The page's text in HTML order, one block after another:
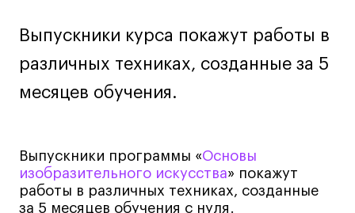
Навыки предпринимателя и управленца
Онлайн
Маркетинг и генерация лидов
Очно + онлайн
Все программы
Выпускники курса покажут работы в
различных техниках, созданные за 5
месяцев обучения.
Выпускники программы «Основы
изобразительного искусства» покажут
работы в различных техниках, созданные
за 5 месяцев обучения с нуля.